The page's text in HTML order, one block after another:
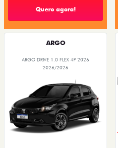
Quero agora!
ARGO
ARGO DRIVE 1.0 FLEX 4P 2026
2026/2026